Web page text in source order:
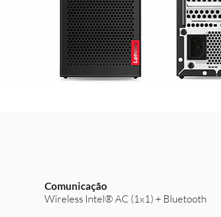
Comunicação
Wireless Intel® AC (1x1) + Bluetooth